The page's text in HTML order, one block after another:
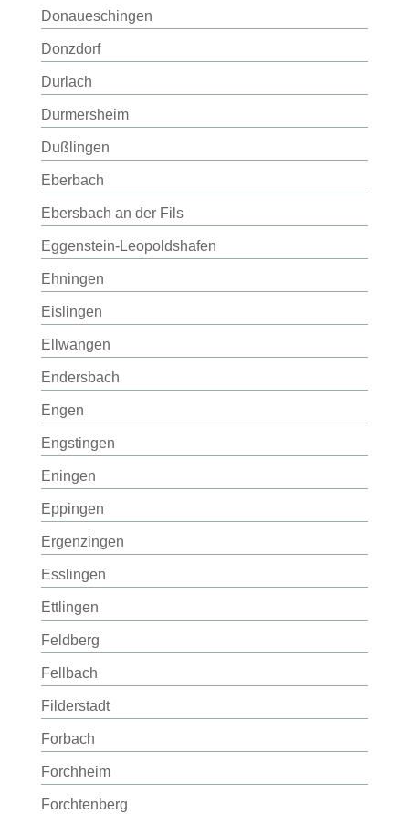
Donaueschingen
Donzdorf
Durlach
Durmersheim
Dußlingen
Eberbach
Ebersbach an der Fils
Eggenstein-Leopoldshafen
Ehningen
Eislingen
Ellwangen
Endersbach
Engen
Engstingen
Eningen
Eppingen
Ergenzingen
Esslingen
Ettlingen
Feldberg
Fellbach
Filderstadt
Forbach
Forchheim
Forchtenberg